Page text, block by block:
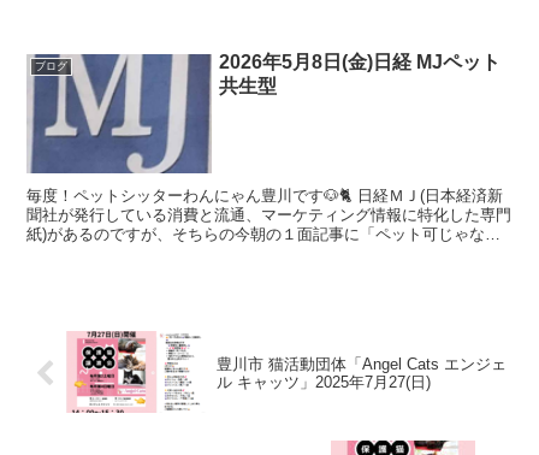
ブログ
2026年5月8日(金)日経 MJペット
共生型
毎度！ペットシッターわんにゃん豊川です🐶🐈 日経ＭＪ(日本経済新
聞社が発行している消費と流通、マーケティング情報に特化した専門
紙)があるのですが、そちらの今朝の１面記事に「ペット可じゃない
豊川市 猫活動団体「Angel Cats エンジェ
ル キャッツ」2025年7月27(日)